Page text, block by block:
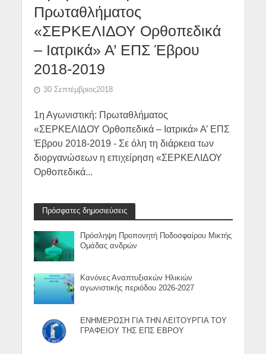
Πρωταθλήματος
«ΣΕΡΚΕΛΙΔΟΥ Ορθοπεδικά
– Ιατρικά» Α’ ΕΠΣ Έβρου
2018-2019
30 Σεπτέμβριος2018
1η Αγωνιστική: Πρωταθλήματος
«ΣΕΡΚΕΛΙΔΟΥ Ορθοπεδικά – Ιατρικά» Α’ ΕΠΣ
Έβρου 2018-2019 - Σε όλη τη διάρκεια των
διοργανώσεων η επιχείρηση «ΣΕΡΚΕΛΙΔΟΥ
Ορθοπεδικά...
Πρόσφατες δημοσιεύσεις
Πρόσληψη Προπονητή Ποδοσφαίρου Μικτής
Ομάδας ανδρών
Κανόνες Αναπτυξιακών Ηλικιών
αγωνιστικής περιόδου 2026-2027
ΕΝΗΜΕΡΩΣΗ ΓΙΑ ΤΗΝ ΛΕΙΤΟΥΡΓΙΑ ΤΟΥ
ΓΡΑΦΕΙΟΥ ΤΗΣ ΕΠΣ ΕΒΡΟΥ